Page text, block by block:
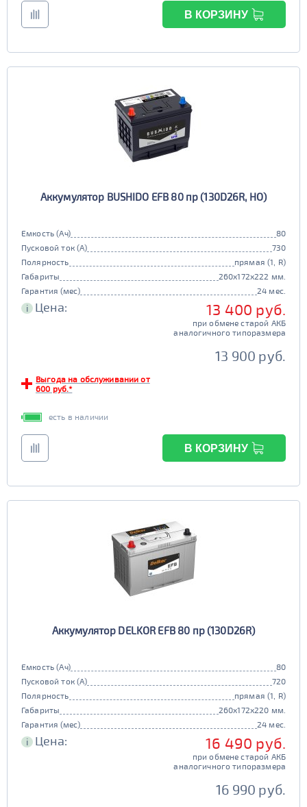
В КОРЗИНУ
Аккумулятор BUSHIDO EFB 80 пр (130D26R, HO)
Емкость (Ач)
80
Пусковой ток (А)
730
Полярность
прямая (1, R)
Габариты
260x172x222 мм.
Гарантия (мес)
24 мес.
i Цена: 13 400 руб.
при обмене старой АКБ
аналогичного типоразмера
13 900 руб.
Выгода на обслуживании от
600 руб.*
есть в наличии
В КОРЗИНУ
Аккумулятор DELKOR EFB 80 пр (130D26R)
Емкость (Ач)
80
Пусковой ток (А)
720
Полярность
прямая (1, R)
Габариты
260x172x220 мм.
Гарантия (мес)
24 мес.
i Цена: 16 490 руб.
при обмене старой АКБ
аналогичного типоразмера
16 990 руб.